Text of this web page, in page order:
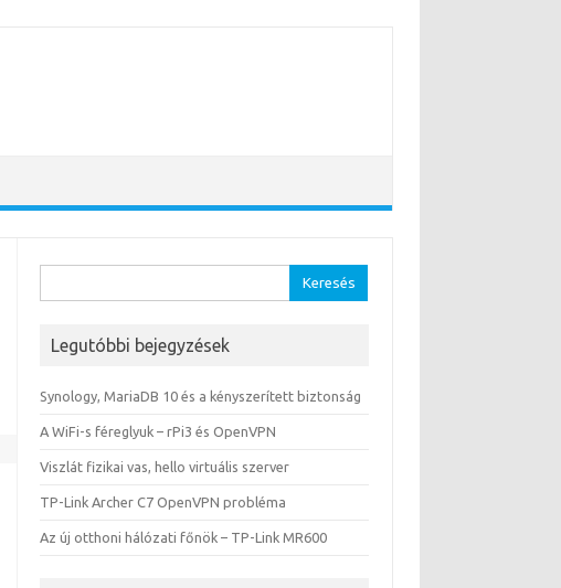
Legutóbbi bejegyzések
Synology, MariaDB 10 és a kényszerített biztonság
A WiFi-s féreglyuk – rPi3 és OpenVPN
Viszlát fizikai vas, hello virtuális szerver
TP-Link Archer C7 OpenVPN probléma
Az új otthoni hálózati főnök – TP-Link MR600